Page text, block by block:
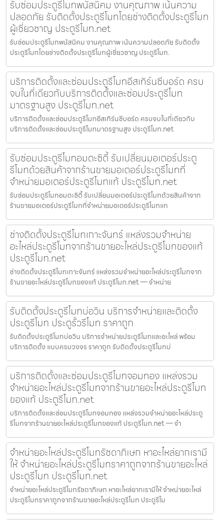
รับซ่อมประตูรีโมทพนัสนิคม งานคุณภาพ เน้นความ
ปลอดภัย รับติดตั้งประตูรีโมทโดยช่างติดตั้งประตูรีโมท
ผู้เชี่ยวชาญ ประตูรีโมท.net
รับซ่อมประตูรีโมทพนัสนิคม งานคุณภาพ เน้นความปลอดภัย รับติดตั้ง
ประตูรีโมทโดยช่างติดตั้งประตูรีโมทผู้เชี่ยวชาญ ประตูรีโมท.
บริการติดตั้งและซ่อมประตูรีโมทอีสเทิร์นซีบอร์ด ครบ
จบในที่เดียวกับบริการติดตั้งและซ่อมประตูรีโมท
มาตรฐานสูง ประตูรีโมท.net
บริการติดตั้งและซ่อมประตูรีโมทอีสเทิร์นซีบอร์ด ครบจบในที่เดียวกับ
บริการติดตั้งและซ่อมประตูรีโมทมาตรฐานสูง ประตูรีโมท.net
รับซ่อมประตูรีโมทอมตะซิตี้ รับเปลี่ยนมอเตอร์ประตู
รีโมทด้วยสินค้าจากร้านขายมอเตอร์ประตูรีโมทที่
จำหน่ายมอเตอร์ประตูรีโมทแท้ ประตูรีโมท.net
รับซ่อมประตูรีโมทอมตะซิตี้ รับเปลี่ยนมอเตอร์ประตูรีโมทด้วยสินค้าจาก
ร้านขายมอเตอร์ประตูรีโมทที่จำหน่ายมอเตอร์ประตูรีโมทแท
ช่างติดตั้งประตูรีโมทเกาะจันทร์ แหล่งรวมจำหน่าย
อะไหล่ประตูรีโมทจากร้านขายอะไหล่ประตูรีโมทของแท้
ประตูรีโมท.net
ช่างติดตั้งประตูรีโมทเกาะจันทร์ แหล่งรวมจำหน่ายอะไหล่ประตูรีโมทจาก
ร้านขายอะไหล่ประตูรีโมทของแท้ ประตูรีโมท.net — จำหน่าย
รับติดตั้งประตูรีโมทบ่อวิน บริการจำหน่ายและติดตั้ง
ประตูรีโมท ประตูรั้วรีโมท ราคาถูก
รับติดตั้งประตูรีโมทบ่อวิน บริการจำหน่ายประตูรีโมทและอะไหล่ พร้อม
บริการติดตั้ง แบบครบวงจร ราคาถูก รับติดตั้งประตูรีโมทบ่
บริการติดตั้งและซ่อมประตูรีโมทจอมทอง แหล่งรวม
จำหน่ายอะไหล่ประตูรีโมทจากร้านขายอะไหล่ประตูรีโมท
ของแท้ ประตูรีโมท.net
บริการติดตั้งและซ่อมประตูรีโมทจอมทอง แหล่งรวมจำหน่ายอะไหล่ประตู
รีโมทจากร้านขายอะไหล่ประตูรีโมทของแท้ ประตูรีโมท.net — จำ
จำหน่ายอะไหล่ประตูรีโมทรัชดาภิเษก หาอะไหล่ยากเรามี
ให้ จำหน่ายอะไหล่ประตูรีโมทราคาถูกจากร้านขายอะไหล่
ประตูรีโมท ประตูรีโมท.net
จำหน่ายอะไหล่ประตูรีโมทรัชดาภิเษก หาอะไหล่ยากเรามีให้ จำหน่ายอะไหล่
ประตูรีโมทราคาถูกจากร้านขายอะไหล่ประตูรีโมท ประตูรีโม